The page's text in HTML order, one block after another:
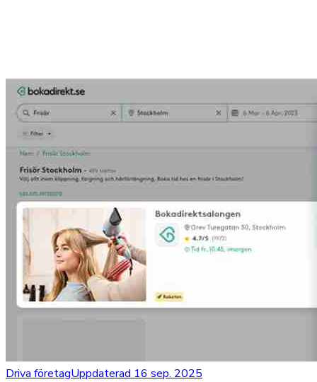
Driva företagUppdaterad 16 sep. 2025